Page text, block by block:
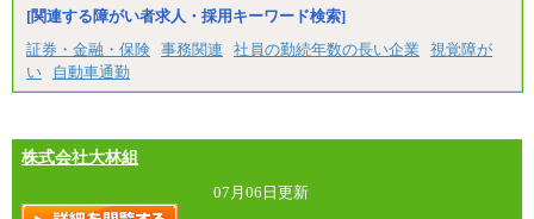
[関連する障がい者求人・採用キーワード検索]
証券・金融・保険 事務関連 社員の勤続年数の長い企業
視覚障が
い
自動車通勤
株式会社大林組
07月06日更新